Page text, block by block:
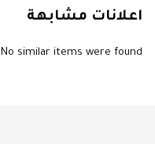
اعلانات مشابهة
No similar items were found